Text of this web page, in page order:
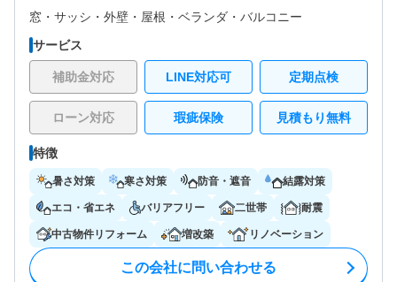
窓・サッシ・ 外壁・ 屋根・ ベランダ・バルコニー
サービス
補助金対応 LINE対応可 定期点検
ローン対応 瑕疵保険 見積もり無料
特徴
暑さ対策 寒さ対策 防音・遮音 結露対策
エコ・省エネ バリアフリー 二世帯 耐震
中古物件リフォーム 増改築 リノベーション
この会社に問い合わせる